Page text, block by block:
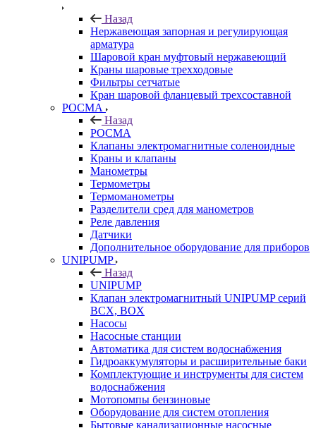
Назад
Нержавеющая запорная и регулирующая
арматура
Шаровой кран муфтовый нержавеющий
Краны шаровые трехходовые
Фильтры сетчатые
Кран шаровой фланцевый трехсоставной
РОСМА
Назад
РОСМА
Клапаны электромагнитные соленоидные
Краны и клапаны
Манометры
Термометры
Термоманометры
Разделители сред для манометров
Реле давления
Датчики
Дополнительное оборудование для приборов
UNIPUMP
Назад
UNIPUMP
Клапан электромагнитный UNIPUMP серий
BCX, BOX
Насосы
Насосные станции
Автоматика для систем водоснабжения
Гидроаккумуляторы и расширительные баки
Комплектующие и инструменты для систем
водоснабжения
Мотопомпы бензиновые
Оборудование для систем отопления
Бытовые канализационные насосные